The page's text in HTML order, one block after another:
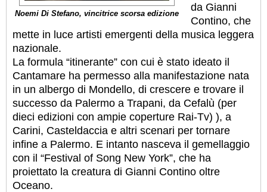
Noemi Di Stefano, vincitrice scorsa edizione
da Gianni
Contino, che
mette in luce artisti emergenti della musica leggera
nazionale.
La formula “itinerante” con cui è stato ideato il
Cantamare ha permesso alla manifestazione nata
in un albergo di Mondello, di crescere e trovare il
successo da Palermo a Trapani, da Cefalù (per
dieci edizioni con ampie coperture Rai-Tv) ), a
Carini, Casteldaccia e altri scenari per tornare
infine a Palermo. E intanto nasceva il gemellaggio
con il “Festival of Song New York”, che ha
proiettato la creatura di Gianni Contino oltre
Oceano.